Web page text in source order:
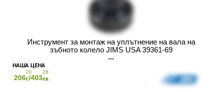
Инструмент за монтаж на уплътнение на вала на
зъбното колело JIMS USA 39361-69
206
20
€/403
28
лв.